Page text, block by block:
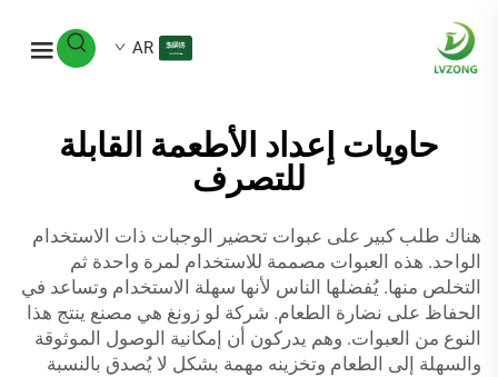
AR
حاويات إعداد الأطعمة القابلة
للتصرف
هناك طلب كبير على عبوات تحضير الوجبات ذات الاستخدام
الواحد. هذه العبوات مصممة للاستخدام لمرة واحدة ثم
التخلص منها. يُفضلها الناس لأنها سهلة الاستخدام وتساعد في
الحفاظ على نضارة الطعام. شركة لو زونغ هي مصنع ينتج هذا
النوع من العبوات. وهم يدركون أن إمكانية الوصول الموثوقة
والسهلة إلى الطعام وتخزينه مهمة بشكل لا يُصدق بالنسبة